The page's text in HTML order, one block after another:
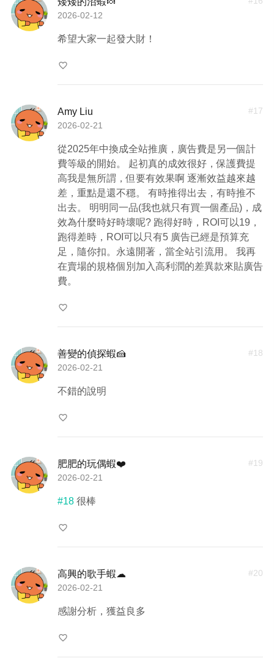
2026-02-12
希望大家一起發大財！
favorite_border
Amy Liu
2026-02-21
從2025年中換成全站推廣，廣告費是另一個計
費等級的開始。 起初真的成效很好，保護費提
高我是無所謂，但要有效果啊 逐漸效益越來越
差，重點是還不穩。 有時推得出去，有時推不
出去。 明明同一品(我也就只有買一個產品)，成
效為什麼時好時壞呢? 跑得好時，ROI可以19，
跑得差時，ROI可以只有5 廣告已經是預算充
足，隨你扣。永遠開著，當全站引流用。 我再
在賣場的規格個別加入高利潤的差異款來貼廣告
費。
favorite_border
#17
善變的偵探蝦🍰
2026-02-21
不錯的說明
favorite_border
#18
肥肥的玩偶蝦❤️
2026-02-21
#18 很棒
favorite_border
#19
高興的歌手蝦☁
2026-02-21
感謝分析，獲益良多
favorite_border
#20